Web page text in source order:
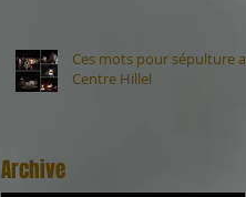
Ces mots pour sépulture au
Centre Hillel
Archive